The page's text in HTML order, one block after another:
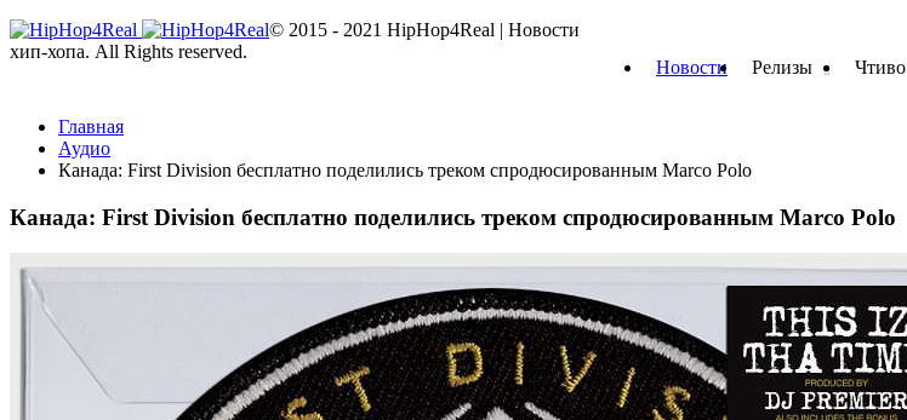
Новости Релизы Чтиво
Главная
Аудио
Канада: First Division бесплатно поделились треком спродюсированным Marco Polo
Канада: First Division бесплатно поделились треком спродюсированным Marco Polo
© 2015 - 2021 HipHop4Real | Новости
хип-хопа. All Rights reserved.